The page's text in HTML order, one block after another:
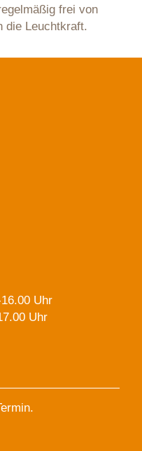
frei von
die Leuchtkraft.
Uhr
Uhr